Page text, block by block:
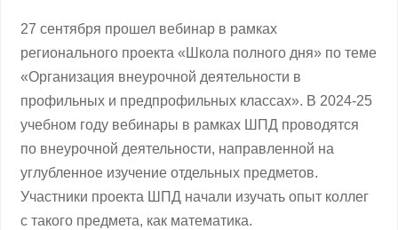
27 сентября прошел вебинар в рамках
регионального проекта «Школа полного дня» по теме
«Организация внеурочной деятельности в
профильных и предпрофильных классах». В 2024-25
учебном году вебинары в рамках ШПД проводятся
по внеурочной деятельности, направленной на
углубленное изучение отдельных предметов.
Участники проекта ШПД начали изучать опыт коллег
с такого предмета, как математика.